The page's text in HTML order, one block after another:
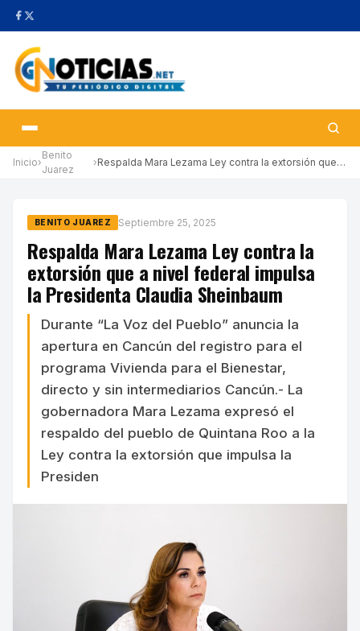
Inicio›
Benito
Juarez
› Respalda Mara Lezama Ley contra la extorsión que a nivel federal…
BENITO JUAREZ Septiembre 25, 2025
Respalda Mara Lezama Ley contra la
extorsión que a nivel federal impulsa
la Presidenta Claudia Sheinbaum
Durante “La Voz del Pueblo” anuncia la
apertura en Cancún del registro para el
programa Vivienda para el Bienestar,
directo y sin intermediarios Cancún.- La
gobernadora Mara Lezama expresó el
respaldo del pueblo de Quintana Roo a la
Ley contra la extorsión que impulsa la
Presiden